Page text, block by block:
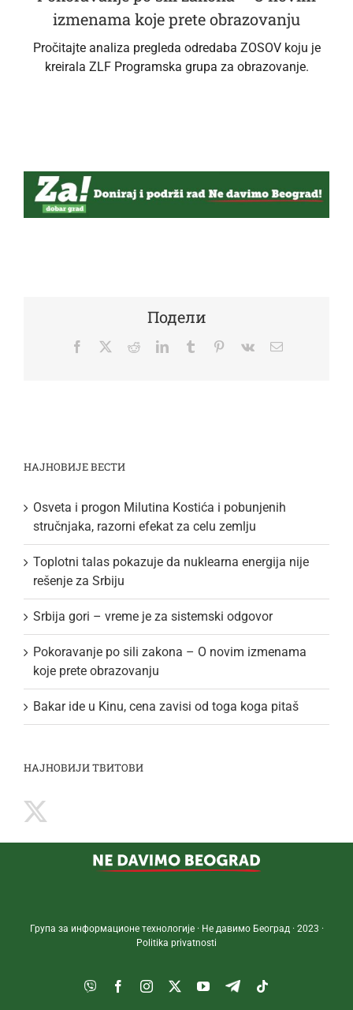
izmenama koje prete obrazovanju
Pročitajte analiza pregleda odredaba ZOSOV koju je
kreirala ZLF Programska grupa za obrazovanje.
Подели
Facebook
TwitterRedditLinkedInTumblr Pinterest
Vk Email
НАЈНОВИЈЕ ВЕСТИ
Osveta i progon Milutina Kostića i pobunjenih
stručnjaka, razorni efekat za celu zemlju
Toplotni talas pokazuje da nuklearna energija nije
rešenje za Srbiju
Srbija gori – vreme je za sistemski odgovor
Pokoravanje po sili zakona – O novim izmenama
koje prete obrazovanju
Bakar ide u Kinu, cena zavisi od toga koga pitaš
НАЈНОВИЈИ ТВИТОВИ
Група за информационе технологије · Не давимо Београд · 2023 ·
Politika privatnosti
Viber FacebookInstagram
TwitterYouTube
Telegram